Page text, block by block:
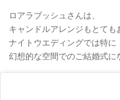
ロアラブッシュさんは、
キャンドルアレンジもとても
ナイトウエディングでは特に
幻想的な空間でのご結婚式に